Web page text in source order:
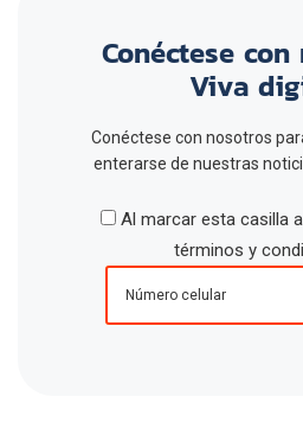
Conéctese
Viva
Conéctese con nosotros
enterarse de nuestras
Al marcar esta casilla
términos y